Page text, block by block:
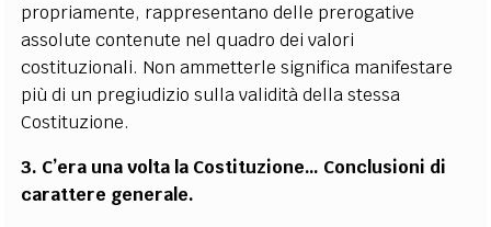
propriamente, rappresentano delle prerogative
assolute contenute nel quadro dei valori
costituzionali. Non ammetterle significa manifestare
più di un pregiudizio sulla validità della stessa
Costituzione.
3. C’era una volta la Costituzione… Conclusioni di
carattere generale.